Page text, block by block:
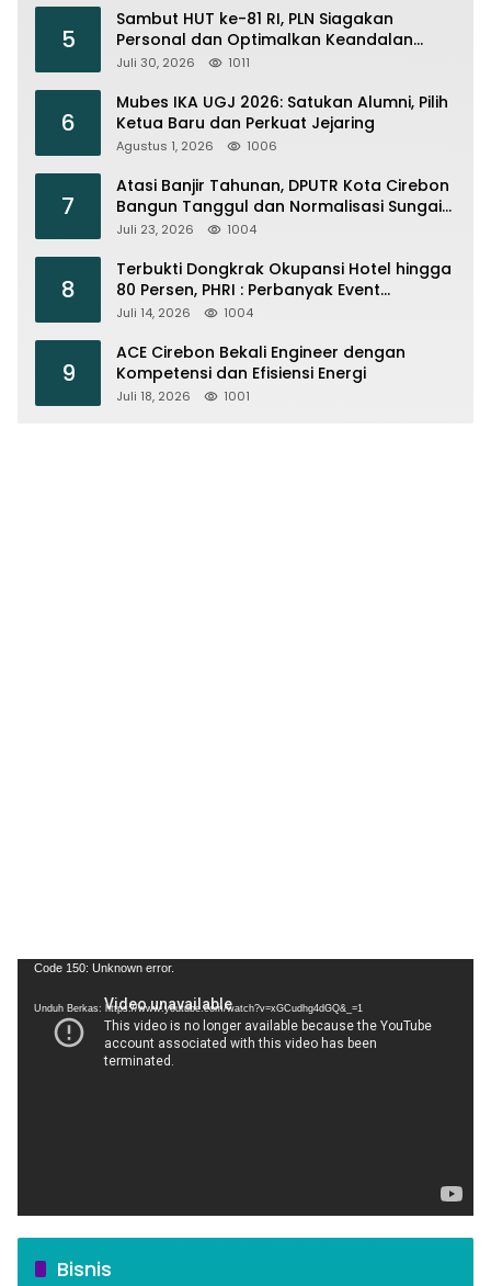
5
Sambut HUT ke-81 RI, PLN Siagakan
Personal dan Optimalkan Keandalan
Instalasi Transmisi
Juli 30, 2026 1011
6
Mubes IKA UGJ 2026: Satukan Alumni, Pilih
Ketua Baru dan Perkuat Jejaring
Agustus 1, 2026 1006
7
Atasi Banjir Tahunan, DPUTR Kota Cirebon
Bangun Tanggul dan Normalisasi Sungai
Kijing
Juli 23, 2026 1004
8
Terbukti Dongkrak Okupansi Hotel hingga
80 Persen, PHRI : Perbanyak Event
Olahraga di Cirebon
Juli 14, 2026 1004
9
ACE Cirebon Bekali Engineer dengan
Kompetensi dan Efisiensi Energi
Juli 18, 2026 1001
Pemutar
Code 150: Unknown error.
Unduh Berkas: https://www.youtube.com/watch?v=xGCudhg4dGQ&_=1
Bisnis